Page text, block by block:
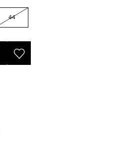
44